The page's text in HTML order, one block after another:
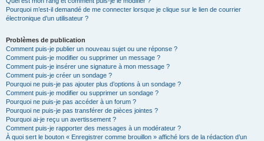
Pourquoi m’est-il demandé de me connecter lorsque je clique sur le lien de courrier
électronique d’un utilisateur ?
Problèmes de publication
Comment puis-je publier un nouveau sujet ou une réponse ?
Comment puis-je modifier ou supprimer un message ?
Comment puis-je insérer une signature à mon message ?
Comment puis-je créer un sondage ?
Pourquoi ne puis-je pas ajouter plus d’options à un sondage ?
Comment puis-je modifier ou supprimer un sondage ?
Pourquoi ne puis-je pas accéder à un forum ?
Pourquoi ne puis-je pas transférer de pièces jointes ?
Pourquoi ai-je reçu un avertissement ?
Comment puis-je rapporter des messages à un modérateur ?
À quoi sert le bouton « Enregistrer comme brouillon » affiché lors de la rédaction d’un